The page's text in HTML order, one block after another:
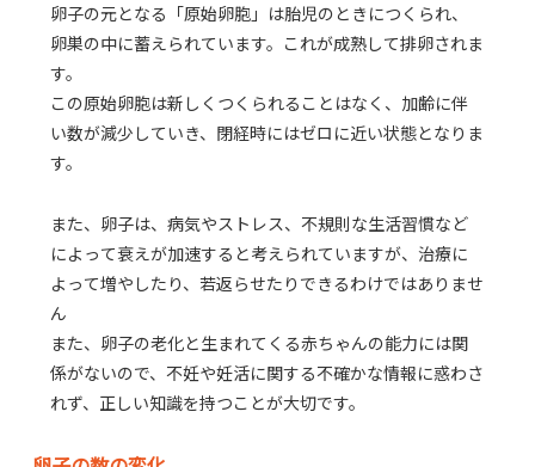
卵子の元となる「原始卵胞」は胎児のときにつくられ、
卵巣の中に蓄えられています。これが成熟して排卵されま
す。
この原始卵胞は新しくつくられることはなく、加齢に伴
い数が減少していき、閉経時にはゼロに近い状態となりま
す。
また、卵子は、病気やストレス、不規則な生活習慣など
によって衰えが加速すると考えられていますが、治療に
よって増やしたり、若返らせたりできるわけではありませ
ん
また、卵子の老化と生まれてくる赤ちゃんの能力には関
係がないので、不妊や妊活に関する不確かな情報に惑わさ
れず、正しい知識を持つことが大切です。